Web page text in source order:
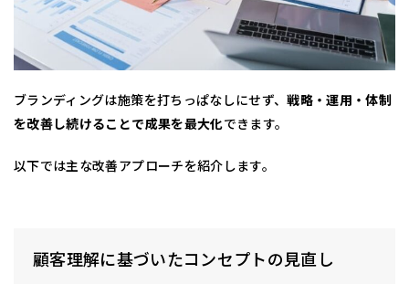
ブランディングは施策を打ちっぱなしにせず、戦略・運用・体制
を改善し続けることで成果を最大化できます。
以下では主な改善アプローチを紹介します。
顧客理解に基づいたコンセプトの見直し